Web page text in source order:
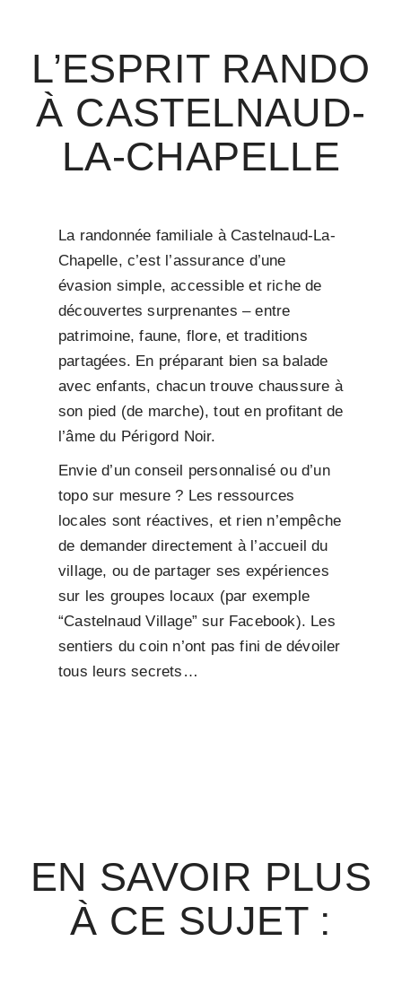
L’ESPRIT RANDO
À CASTELNAUD-
LA-CHAPELLE
La randonnée familiale à Castelnaud-La-
Chapelle, c’est l’assurance d’une
évasion simple, accessible et riche de
découvertes surprenantes – entre
patrimoine, faune, flore, et traditions
partagées. En préparant bien sa balade
avec enfants, chacun trouve chaussure à
son pied (de marche), tout en profitant de
l’âme du Périgord Noir.
Envie d’un conseil personnalisé ou d’un
topo sur mesure ? Les ressources
locales sont réactives, et rien n’empêche
de demander directement à l’accueil du
village, ou de partager ses expériences
sur les groupes locaux (par exemple
“Castelnaud Village” sur Facebook). Les
sentiers du coin n’ont pas fini de dévoiler
tous leurs secrets…
EN SAVOIR PLUS
À CE SUJET :